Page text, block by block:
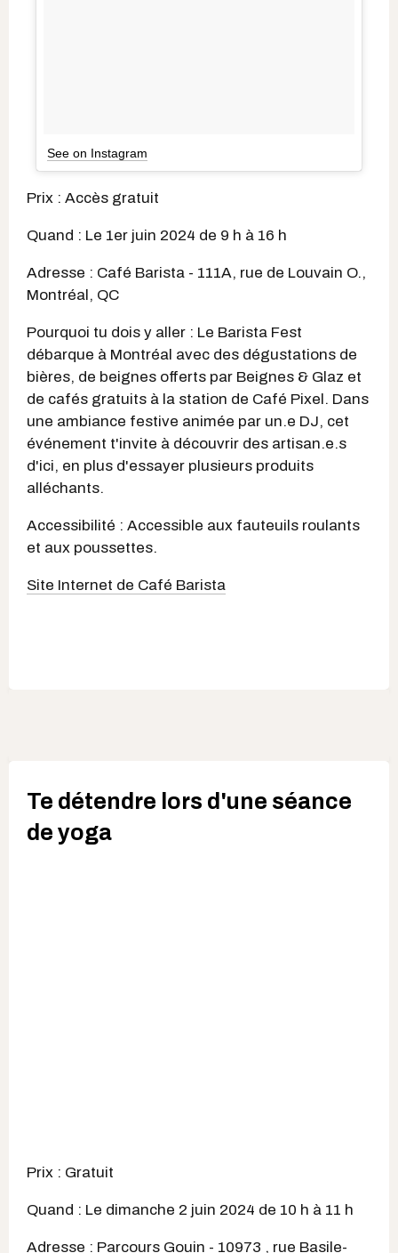
See on Instagram
Prix : Accès gratuit
Quand : Le 1er juin 2024 de 9 h à 16 h
Adresse : Café Barista - 111A, rue de Louvain O.,
Montréal, QC
Pourquoi tu dois y aller : Le Barista Fest
débarque à Montréal avec des dégustations de
bières, de beignes offerts par Beignes & Glaz et
de cafés gratuits à la station de Café Pixel. Dans
une ambiance festive animée par un.e DJ, cet
événement t'invite à découvrir des artisan.e.s
d'ici, en plus d'essayer plusieurs produits
alléchants.
Accessibilité : Accessible aux fauteuils roulants
et aux poussettes.
Site Internet de Café Barista
Te détendre lors d'une séance
de yoga
Prix : Gratuit
Quand : Le dimanche 2 juin 2024 de 10 h à 11 h
Adresse : Parcours Gouin - 10973 , rue Basile-